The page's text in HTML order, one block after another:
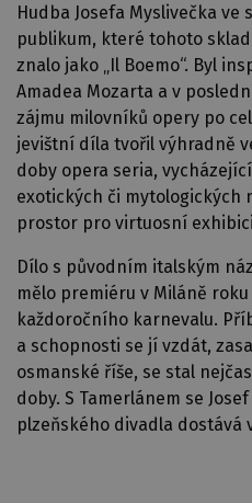
Hudba Josefa Myslivečka
publikum, které tohoto
znalo jako „Il Boemo“. Byl
Amadea Mozarta a v
zájmu milovníků opery po
jevištní díla tvořil výhradně
doby opera seria,
exotických či mytologických
prostor pro virtuosní
Dílo s původním italským
mělo premiéru v Miláně roku
každoročního karnevalu.
a schopnosti se jí vzdát,
osmanské říše, se stal
doby. S Tamerlánem se
plzeňského divadla dostává